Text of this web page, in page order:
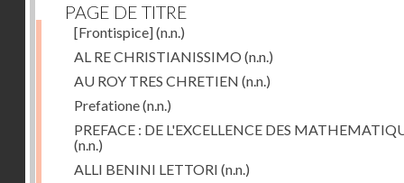
PAGE DE TITRE
[Frontispice](n.n.)
AL RE CHRISTIANISSIMO (n.n.)
AU ROY TRES CHRETIEN (n.n.)
Prefatione(n.n.)
PREFACE : DE L'EXCELLENCE DES
(n.n.)
ALLI BENINI LETTORI (n.n.)